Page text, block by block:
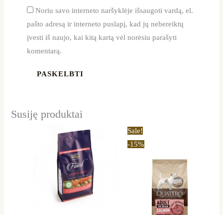
Noriu savo interneto naršyklėje išsaugoti vardą, el.
pašto adresą ir interneto puslapį, kad jų nebereiktų
įvesti iš naujo, kai kitą kartą vėl norėsiu parašyti
komentarą.
Susiję produktai
Price
range:
19,40 €
through
85,99 €
This
product
has
multiple
variants.
The
Sale!
-15%
43,29 €
variants.
The
options